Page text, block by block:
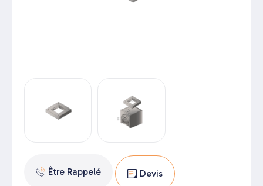
Être Rappelé Devis